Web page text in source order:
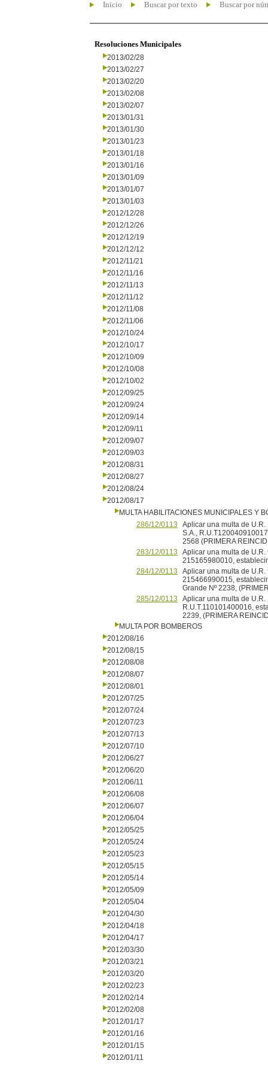
Inicio Buscar por texto Buscar por
Resoluciones Municipales
2013/02/28
2013/02/27
2013/02/20
2013/02/08
2013/02/07
2013/01/31
2013/01/30
2013/01/23
2013/01/18
2013/01/16
2013/01/09
2013/01/07
2013/01/03
2012/12/28
2012/12/26
2012/12/19
2012/12/12
2012/11/21
2012/11/16
2012/11/13
2012/11/12
2012/11/08
2012/11/06
2012/10/24
2012/10/17
2012/10/09
2012/10/08
2012/10/02
2012/09/25
2012/09/24
2012/09/14
2012/09/11
2012/09/07
2012/09/03
2012/08/31
2012/08/27
2012/08/24
2012/08/17
MULTA HABILITACIONES MUNICIPALES Y
286/12/0113
Aplicar una multa de
S.A.,
2568 (PRIMERA
283/12/0113
Aplicar una multa de U.R.
215165980010,
284/12/0113
Aplicar una multa de U.R.
215466990015,
Grande Nº 2238,
285/12/0113
Aplicar una multa de U.R.
R.U.T.110101400016,
2239, (PRIMERA
MULTA POR BOMBEROS
2012/08/16
2012/08/15
2012/08/08
2012/08/07
2012/08/01
2012/07/25
2012/07/24
2012/07/23
2012/07/13
2012/07/10
2012/06/27
2012/06/20
2012/06/11
2012/06/08
2012/06/07
2012/06/04
2012/05/25
2012/05/24
2012/05/23
2012/05/15
2012/05/14
2012/05/09
2012/05/04
2012/04/30
2012/04/18
2012/04/17
2012/03/30
2012/03/21
2012/03/20
2012/02/23
2012/02/14
2012/02/08
2012/01/17
2012/01/16
2012/01/15
2012/01/11